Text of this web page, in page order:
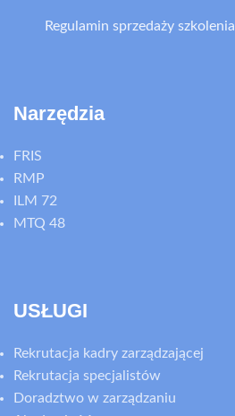
Regulamin sprzedaży szkolenia
Narzędzia
FRIS
RMP
ILM 72
MTQ 48
USŁUGI
Rekrutacja kadry zarządzającej
Rekrutacja specjalistów
Doradztwo w zarządzaniu